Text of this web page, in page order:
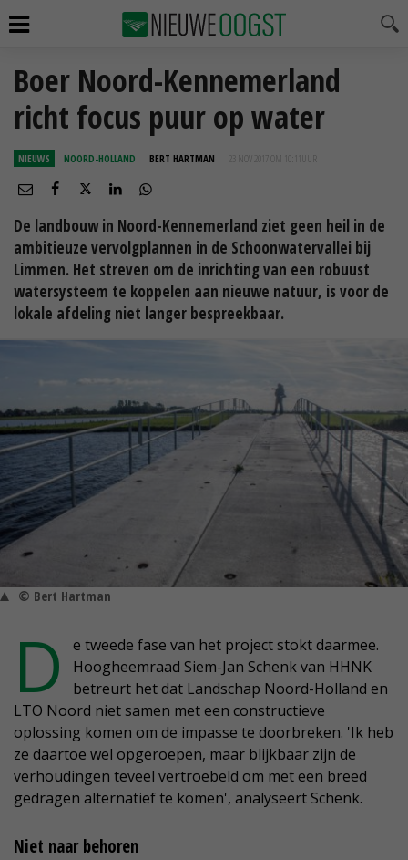
Boer Noord-Kennemerland
richt focus puur op water
NIEUWS NOORD-HOLLAND BERT HARTMAN 23 NOV 2017 OM 10:11
De landbouw in Noord-Kennemerland ziet geen heil in de
ambitieuze vervolgplannen in de Schoonwatervallei bij
Limmen. Het streven om de inrichting van een robuust
watersysteem te koppelen aan nieuwe natuur, is voor de
lokale afdeling niet langer bespreekbaar.
© Bert Hartman
D
e tweede fase van het project stokt daarmee.
Hoogheemraad Siem-Jan Schenk van HHNK
betreurt het dat Landschap Noord-Holland en
LTO Noord niet samen met een constructieve
oplossing komen om de impasse te doorbreken. 'Ik heb
ze daartoe wel opgeroepen, maar blijkbaar zijn de
verhoudingen teveel vertroebeld om met een breed
gedragen alternatief te komen', analyseert Schenk.
Niet naar behoren